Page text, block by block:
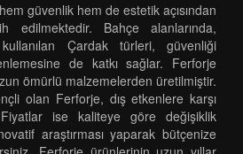
güvenlik hem de estetik açısından
edilmektedir. Bahçe alanlarında,
Çardak türleri, güvenliği
de katkı sağlar. Ferforje
ömürlü malzemelerden üretilmiştir.
olan Ferforje, dış etkenlere karşı
Fiyatlar ise kaliteye göre değişiklik
araştırması yaparak bütçenize